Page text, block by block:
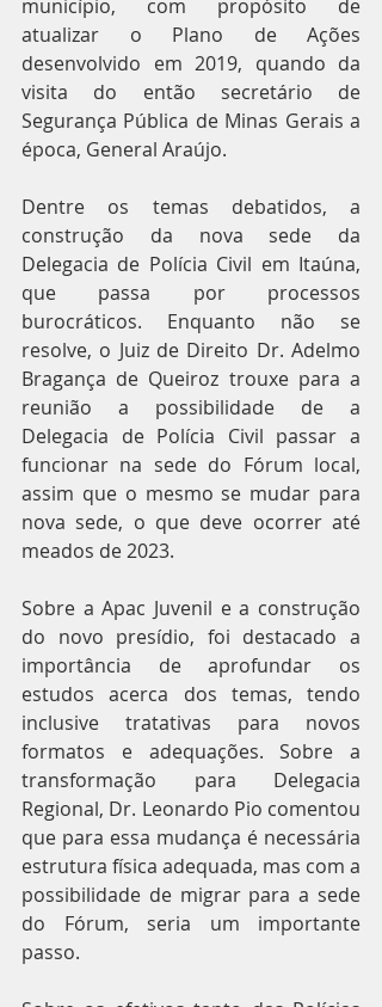
município, com propósito de
atualizar o Plano de Ações
desenvolvido em 2019, quando da
visita do então secretário de
Segurança Pública de Minas Gerais a
época, General Araújo.
Dentre os temas debatidos, a
construção da nova sede da
Delegacia de Polícia Civil em Itaúna,
que passa por processos
burocráticos. Enquanto não se
resolve, o Juiz de Direito Dr. Adelmo
Bragança de Queiroz trouxe para a
reunião a possibilidade de a
Delegacia de Polícia Civil passar a
funcionar na sede do Fórum local,
assim que o mesmo se mudar para
nova sede, o que deve ocorrer até
meados de 2023.
Sobre a Apac Juvenil e a construção
do novo presídio, foi destacado a
importância de aprofundar os
estudos acerca dos temas, tendo
inclusive tratativas para novos
formatos e adequações. Sobre a
transformação para Delegacia
Regional, Dr. Leonardo Pio comentou
que para essa mudança é necessária
estrutura física adequada, mas com a
possibilidade de migrar para a sede
do Fórum, seria um importante
passo.